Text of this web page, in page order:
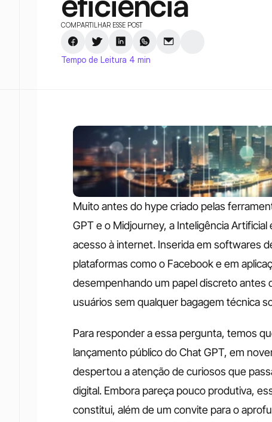
COMPARTILHAR ESSE POST
Tempo de Leitura 4 min
Muito antes do hype criado pelas
GPT e o Midjourney, a Inteligência
acesso à internet. Inserida em softwares
plataformas como o Facebook e em
desempenhando um papel discreto antes
usuários sem qualquer bagagem técnica
Para responder a essa pergunta, temos
lançamento público do Chat GPT, em
despertou a atenção de curiosos que
digital. Embora pareça pouco produtiva,
constitui, além de um convite para o